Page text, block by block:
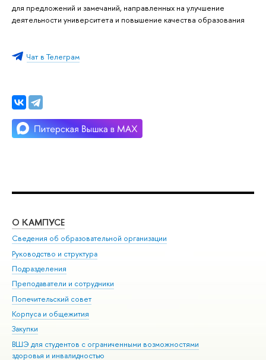
для предложений и замечаний, направленных на улучшение
деятельности университета и повышение качества образования
Чат в Телеграм
О КАМПУСЕ
Сведения об образовательной организации
Руководство и структура
Подразделения
Преподаватели и сотрудники
Попечительский совет
Корпуса и общежития
Закупки
ВШЭ для студентов с ограниченными возможностями
здоровья и инвалидностью